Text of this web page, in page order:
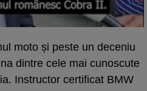
moto și peste un deceniu
dintre cele mai cunoscute
Instructor certificat BMW